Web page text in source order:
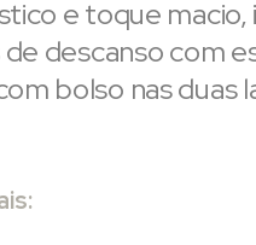
e toque macio,
de descanso com
bolso nas duas